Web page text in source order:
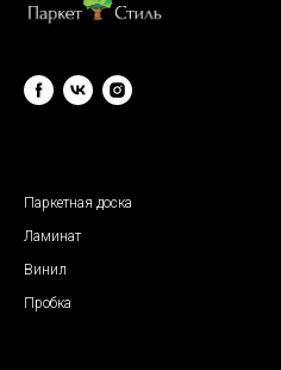
Паркетная доска
Ламинат
Винил
Пробка